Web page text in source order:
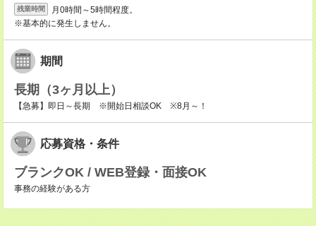
残業時間
月0時間～5時間程度。
※基本的に発生しません。
期間
長期（3ヶ月以上）
【急募】即日～長期 ※開始日相談OK ※8月～！
応募資格・条件
ブランクOK / WEB登録・面接OK
事務の経験がある方